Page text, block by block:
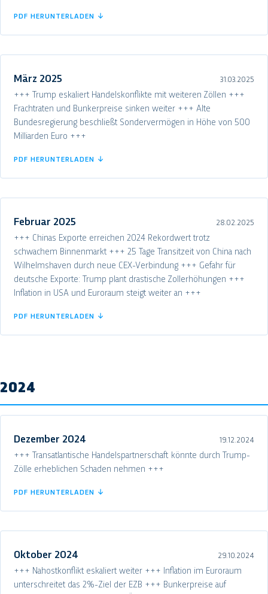
PDF HERUNTERLADEN ↓
März 2025 31.03.2025
+++ Trump eskaliert Handelskonflikte mit weiteren Zöllen +++
Frachtraten und Bunkerpreise sinken weiter +++ Alte
Bundesregierung beschließt Sondervermögen in Höhe von 500
Milliarden Euro +++
PDF HERUNTERLADEN ↓
Februar 2025 28.02.2025
+++ Chinas Exporte erreichen 2024 Rekordwert trotz
schwachem Binnenmarkt +++ 25 Tage Transitzeit von China nach
Wilhelmshaven durch neue CEX-Verbindung +++ Gefahr für
deutsche Exporte: Trump plant drastische Zollerhöhungen +++
Inflation in USA und Euroraum steigt weiter an +++
PDF HERUNTERLADEN ↓
2024
Dezember 2024 19.12.2024
+++ Transatlantische Handelspartnerschaft könnte durch Trump-
Zölle erheblichen Schaden nehmen +++
PDF HERUNTERLADEN ↓
Oktober 2024 29.10.2024
+++ Nahostkonflikt eskaliert weiter +++ Inflation im Euroraum
unterschreitet das 2%-Ziel der EZB +++ Bunkerpreise auf